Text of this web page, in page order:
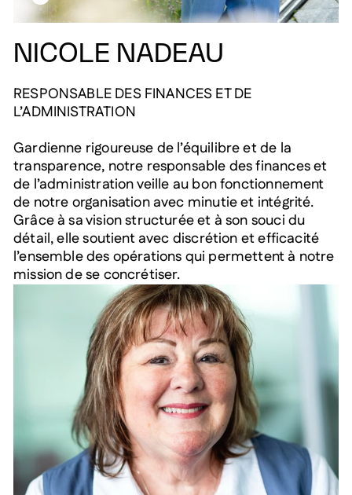
NICOLE NADEAU
RESPONSABLE DES FINANCES ET DE
L’ADMINISTRATION
Gardienne rigoureuse de l’équilibre et de la
transparence, notre responsable des finances et
de l’administration veille au bon fonctionnement
de notre organisation avec minutie et intégrité.
Grâce à sa vision structurée et à son souci du
détail, elle soutient avec discrétion et efficacité
l’ensemble des opérations qui permettent à notre
mission de se concrétiser.